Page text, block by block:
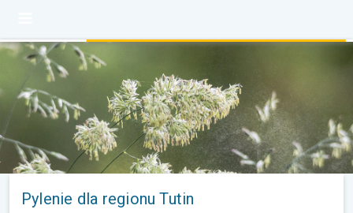
Pylenie dla regionu Tutin